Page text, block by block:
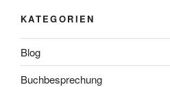
KATEGORIEN
Blog
Buchbesprechung